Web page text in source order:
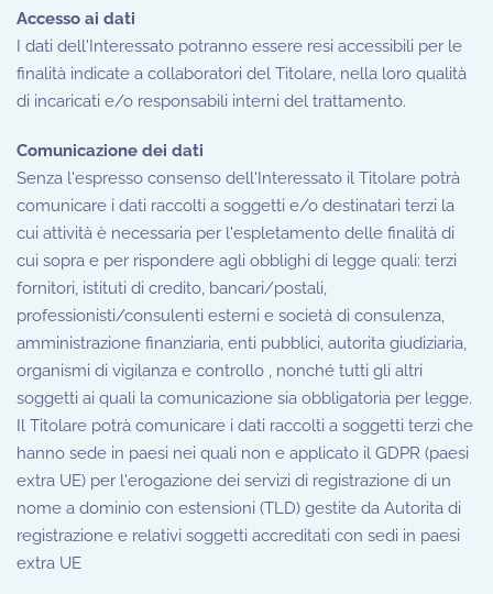
Accesso ai dati
I dati dell'Interessato potranno essere resi accessibili per le
finalità indicate a collaboratori del Titolare, nella loro qualità
di incaricati e/o responsabili interni del trattamento.
Comunicazione dei dati
Senza l'espresso consenso dell'Interessato il Titolare potrà
comunicare i dati raccolti a soggetti e/o destinatari terzi la
cui attività è necessaria per l'espletamento delle finalità di
cui sopra e per rispondere agli obblighi di legge quali: terzi
fornitori, istituti di credito, bancari/postali,
professionisti/consulenti esterni e società di consulenza,
amministrazione finanziaria, enti pubblici, autorita giudiziaria,
organismi di vigilanza e controllo , nonché tutti gli altri
soggetti ai quali la comunicazione sia obbligatoria per legge.
Il Titolare potrà comunicare i dati raccolti a soggetti terzi che
hanno sede in paesi nei quali non e applicato il GDPR (paesi
extra UE) per l'erogazione dei servizi di registrazione di un
nome a dominio con estensioni (TLD) gestite da Autorita di
registrazione e relativi soggetti accreditati con sedi in paesi
extra UE